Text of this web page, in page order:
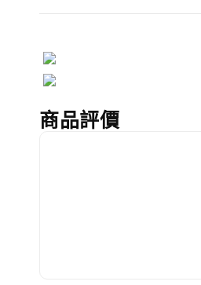
商品評價